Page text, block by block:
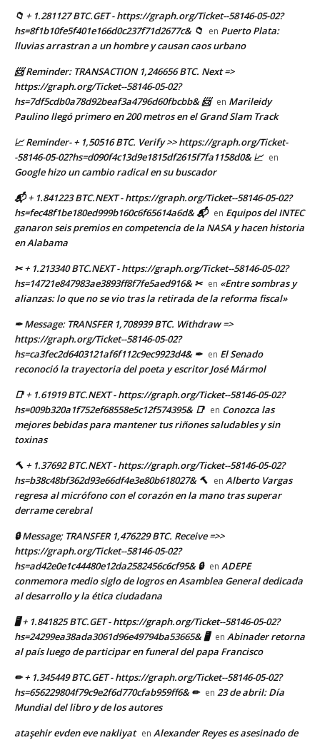
📁 + 1.281127 BTC.GET - https://graph.org/Ticket--58146-05-02?
hs=8f1b10fe5f401e166d0c237f71d2677c& 📁 en Puerto Plata:
lluvias arrastran a un hombre y causan caos urbano
📨 Reminder: TRANSACTION 1,246656 BTC. Next =>
https://graph.org/Ticket--58146-05-02?
hs=7df5cdb0a78d92beaf3a4796d60fbcbb& 📨 en Marileidy
Paulino llegó primero en 200 metros en el Grand Slam Track
📈 Reminder- + 1,50516 BTC. Verify >> https://graph.org/Ticket-
-58146-05-02?hs=d090f4c13d9e1815df2615f7fa1158d0& 📈 en
Google hizo un cambio radical en su buscador
📬 + 1.841223 BTC.NEXT - https://graph.org/Ticket--58146-05-02?
hs=fec48f1be180ed999b160c6f65614a6d& 📬 en Equipos del INTEC
ganaron seis premios en competencia de la NASA y hacen historia
en Alabama
✂ + 1.213340 BTC.NEXT - https://graph.org/Ticket--58146-05-02?
hs=14721e847983ae3893ff8f7fe5aed916& ✂ en «Entre sombras y
alianzas: lo que no se vio tras la retirada de la reforma fiscal»
✒ Message: TRANSFER 1,708939 BTC. Withdraw =>
https://graph.org/Ticket--58146-05-02?
hs=ca3fec2d6403121af6f112c9ec9923d4& ✒ en El Senado
reconoció la trayectoria del poeta y escritor José Mármol
📑 + 1.61919 BTC.NEXT - https://graph.org/Ticket--58146-05-02?
hs=009b320a1f752ef68558e5c12f574395& 📑 en Conozca las
mejores bebidas para mantener tus riñones saludables y sin
toxinas
🔨 + 1.37692 BTC.NEXT - https://graph.org/Ticket--58146-05-02?
hs=b38c48bf362d93e66df4e3e80b618027& 🔨 en Alberto Vargas
regresa al micrófono con el corazón en la mano tras superar
derrame cerebral
🔒 Message; TRANSFER 1,476229 BTC. Receive =>>
https://graph.org/Ticket--58146-05-02?
hs=ad42e0e1c44480e12da2582456c6cf95& 🔒 en ADEPE
conmemora medio siglo de logros en Asamblea General dedicada
al desarrollo y la ética ciudadana
🖥 + 1.841825 BTC.GET - https://graph.org/Ticket--58146-05-02?
hs=24299ea38ada3061d96e49794ba53665& 🖥 en Abinader retorna
al país luego de participar en funeral del papa Francisco
✏ + 1.345449 BTC.GET - https://graph.org/Ticket--58146-05-02?
hs=656229804f79c9e2f6d770cfab959ff6& ✏ en 23 de abril: Día
Mundial del libro y de los autores
ataşehir evden eve nakliyat en Alexander Reyes es asesinado de